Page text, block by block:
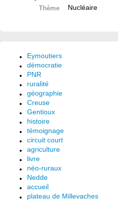
Thème Nucléaire
Eymoutiers
démocratie
PNR
ruralité
géographie
Creuse
Gentioux
histoire
témoignage
circuit court
agriculture
livre
néo-ruraux
Nedde
accueil
plateau de Millevaches